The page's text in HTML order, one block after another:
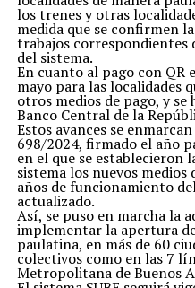
-El sector incluye los
plásticos, textiles y
producción está dedicada
productivos nacionales,
industria fueguina
competitividad.
-Se fabrican productos
tecnología, calidad y
mundo.
-En caso de que deje de
producción sería
Brasil, significando para
productos con costos
menor derrame en la
-Cuenta con recursos
de 40 años de
De hecho, fue la industria
la cantidad de respiradores
así también los aportes de
confeccionaron insumos
los trenes y otras
medida que se confirmen
trabajos correspondientes
del sistema.
En cuanto al pago con QR
mayo para las localidades
otros medios de pago, y
Banco Central de la
Estos avances se
698/2024, firmado el año
en el que se establecieron
sistema los nuevos medios
años de funcionamiento
actualizado.
Así, se puso en marcha la
implementar la apertura
paulatina, en más de 60
colectivos como en las 7
Metropolitana de Buenos